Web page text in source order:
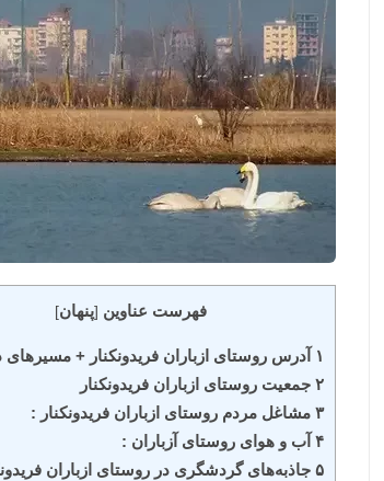
فهرست عناوین [پنهان]
۱ آدرس روستای ازباران فریدونکنار + مسیرهای دسترسی
۲ جمعیت روستای ازباران فریدونکنار
۳ مشاغل مردم روستای ازباران فریدونکنار :
۴ آب و هوای روستای آزباران :
۵ جاذبه‌های گردشگری در روستای ازباران فریدونکنار